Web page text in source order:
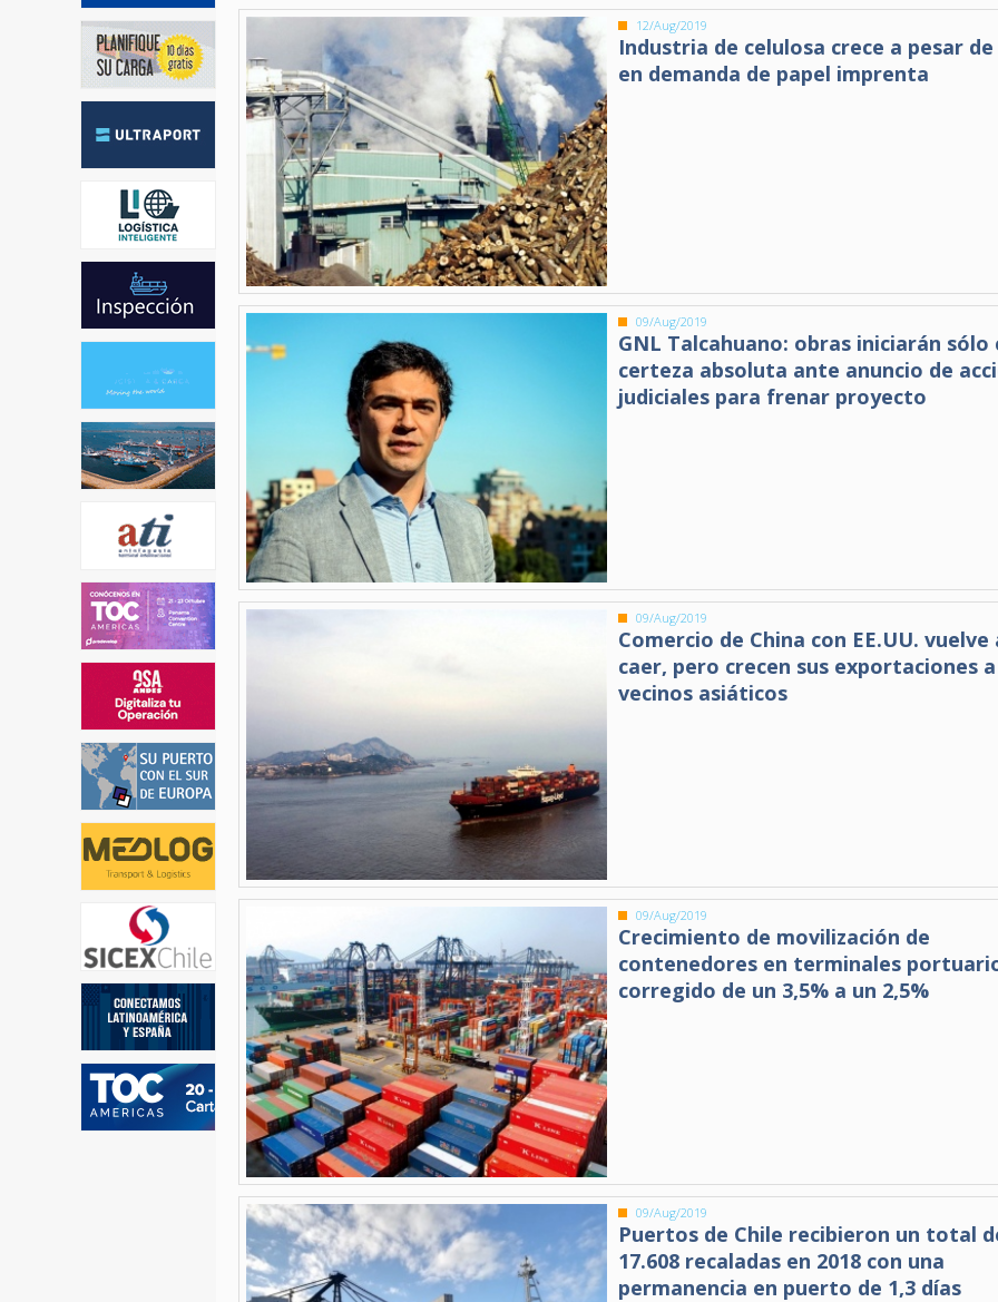
12/Aug/2019
Industria de celulosa crece a pesar
en demanda de papel imprenta
09/Aug/2019
GNL Talcahuano: obras iniciarán sólo
certeza absoluta ante anuncio de
judiciales para frenar proyecto
09/Aug/2019
Comercio de China con EE.UU. vuelve
caer, pero crecen sus exportaciones
vecinos asiáticos
09/Aug/2019
Crecimiento de movilización de
contenedores en terminales
corregido de un 3,5% a un 2,5%
09/Aug/2019
Puertos de Chile recibieron un total
17.608 recaladas en 2018 con una
permanencia en puerto de 1,3 días